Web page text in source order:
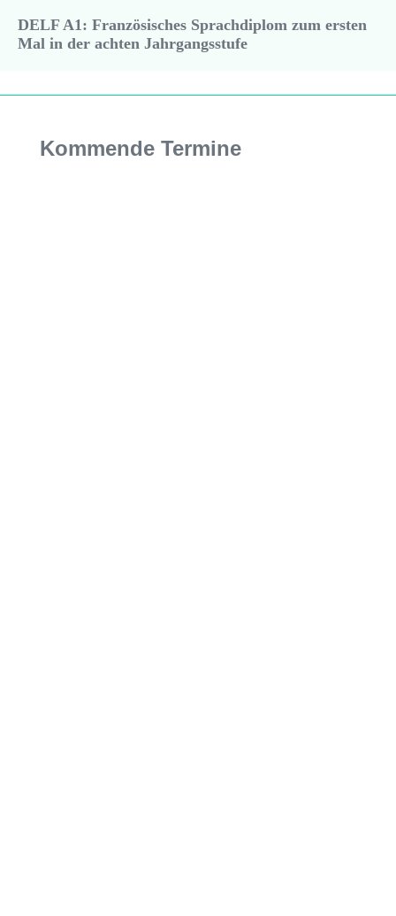
DELF A1: Französisches Sprachdiplom zum ersten
Mal in der achten Jahrgangsstufe
Kommende Termine